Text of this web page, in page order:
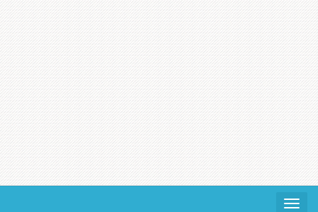
Toggle